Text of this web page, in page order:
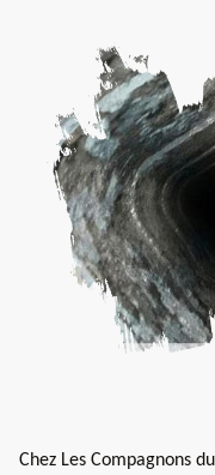
Chez Les Compagnons